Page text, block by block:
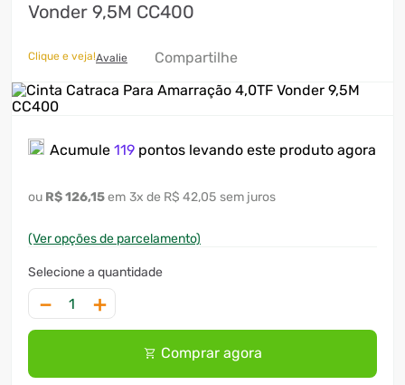
Vonder 9,5M CC400
Clique e veja!Avalie Compartilhe
Acumule 119 pontos levando este produto agora
R$126,15 3x R$ 42,05 sem juros
(Ver opções de parcelamento)
＋
－
Comprar agora
3º
fogão
4º
forno
5º
cervejeira
6º
7 º
motosserra
10º lavadora